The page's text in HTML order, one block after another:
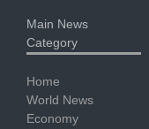
Main News
Category
Home
World News
Economy